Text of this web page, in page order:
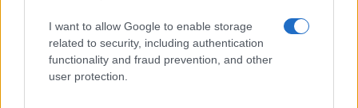
I want to allow Google to enable storage
related to security, including authentication
functionality and fraud prevention, and other
user protection.
Strategie per coprire posizioni spot e volatilità con perps
Edoardo Vitali · 4 Ago 2026